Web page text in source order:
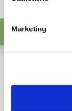
Marketing